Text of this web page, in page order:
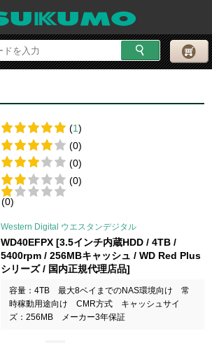
(1)
(0)
(0)
(0)
(0)
Western Digital ウエスタンデジタル
WD40EFPX [3.5インチ内蔵HDD / 4TB /
5400rpm / 256MBキャッシュ / WD Red Plus
シリーズ / 国内正規代理店品]
容量：4TB 最大8ベイまでのNAS環境向け 常
時稼動用途向け CMR方式 キャッシュサイ
ズ：256MB メーカー3年保証